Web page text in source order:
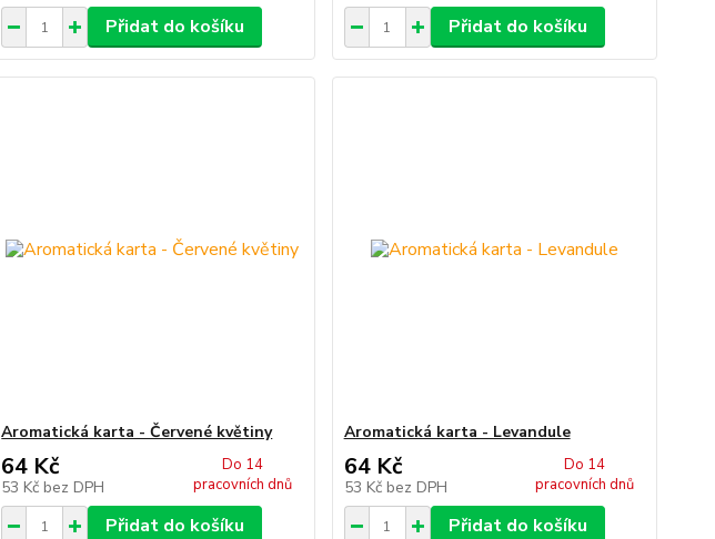
Přidat do košíku Přidat do košíku
Aromatická karta - Červené květiny
64 Kč
53 Kč bez DPH
Do 14
pracovních dnů
Přidat do košíku
Aromatická karta - Levandule
64 Kč
53 Kč bez DPH
Do 14
pracovních dnů
Přidat do košíku